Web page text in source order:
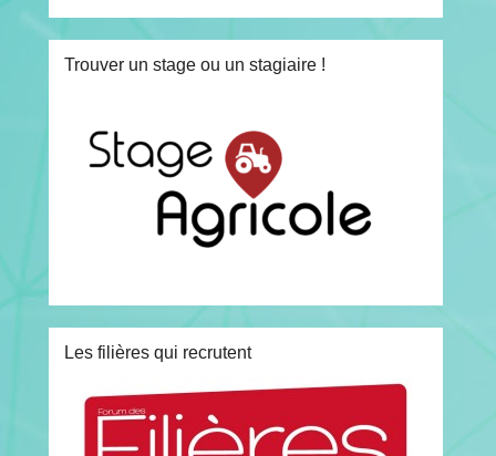
Trouver un stage ou un stagiaire !
Les filières qui recrutent